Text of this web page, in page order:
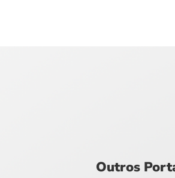
Outros